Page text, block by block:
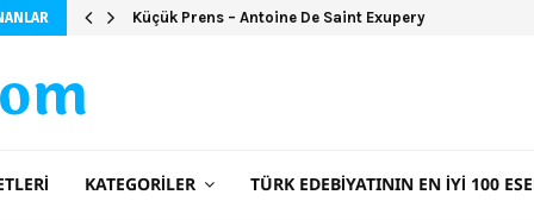
Küçük Prens – Antoine De Saint Exupery
KATEGORILER TÜRK EDEBIYATININ EN İYI 100